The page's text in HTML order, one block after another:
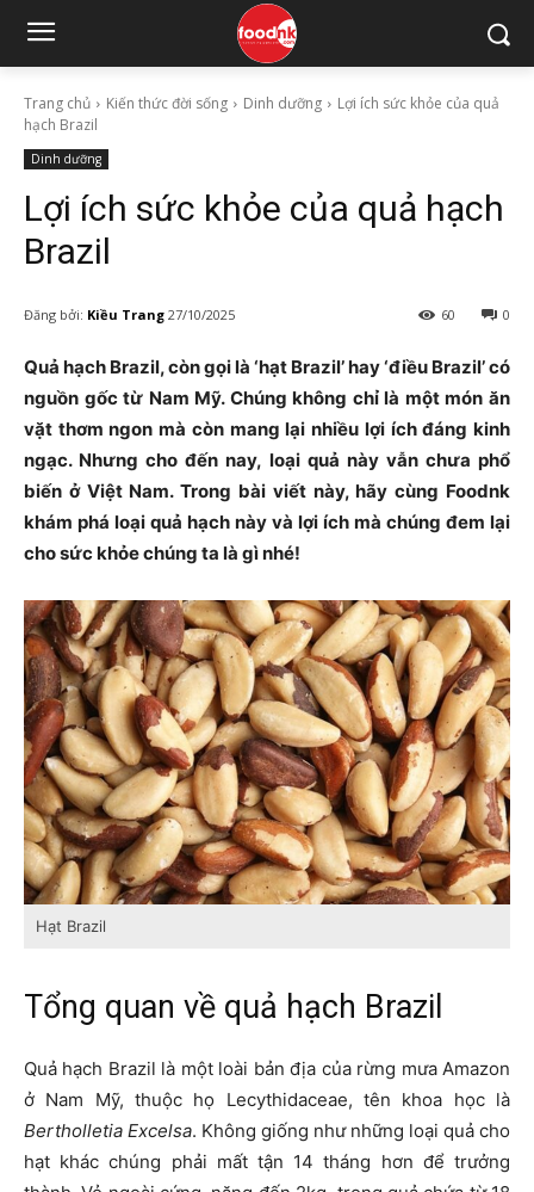
Trang chủ Kiến thức đời sống Dinh dưỡng
Lợi ích sức khỏe của quả
hạch Brazil
Dinh dưỡng
Lợi ích sức khỏe của quả hạch
Brazil
Đăng bởi: Kiều Trang 27/10/2025 0
60
Quả hạch Brazil, còn gọi là ‘hạt Brazil’ hay ‘điều Brazil’ có
nguồn gốc từ Nam Mỹ. Chúng không chỉ là một món ăn
vặt thơm ngon mà còn mang lại nhiều lợi ích đáng kinh
ngạc. Nhưng cho đến nay, loại quả này vẫn chưa phổ
biến ở Việt Nam. Trong bài viết này, hãy cùng Foodnk
khám phá loại quả hạch này và lợi ích mà chúng đem lại
cho sức khỏe chúng ta là gì nhé!
Hạt Brazil
Tổng quan về quả hạch Brazil
Quả hạch Brazil là một loài bản địa của rừng mưa Amazon
ở Nam Mỹ, thuộc họ Lecythidaceae, tên khoa học là
Bertholletia Excelsa. Không giống như những loại quả cho
hạt khác chúng phải mất tận 14 tháng hơn để trưởng